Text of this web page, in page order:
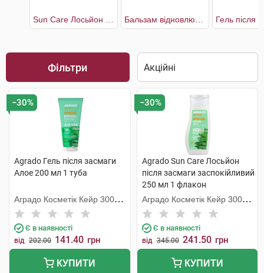
Фільтри
−30%
Agrado Гель після засмаги
Алое 200 мл 1 туба
Аградо Косметік Кейр 3000
С.Л.У.
Є в наявності
від 202.00 141.40 грн
КУПИТИ
−30%
Agrado Sun Care Лосьйон
після засмаги заспокійливий
250 мл 1 флакон
Аградо Косметік Кейр 3000
С.Л.У.
Є в наявності
від 345.00 241.50 грн
КУПИТИ